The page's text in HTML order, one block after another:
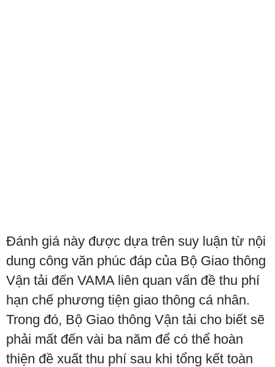
Đánh giá này được dựa trên suy luận từ nội
dung công văn phúc đáp của Bộ Giao thông
Vận tải đến VAMA liên quan vấn đề thu phí
hạn chế phương tiện giao thông cá nhân.
Trong đó, Bộ Giao thông Vận tải cho biết sẽ
phải mất đến vài ba năm để có thể hoàn
thiện đề xuất thu phí sau khi tổng kết toàn